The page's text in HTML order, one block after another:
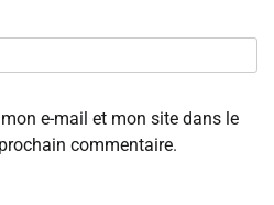
e-mail et mon site dans le
commentaire.